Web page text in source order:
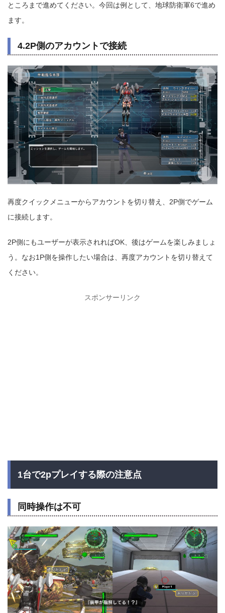
ところまで進めてください。今回は例として、地球防衛軍6で進め
ます。
4.2P側のアカウントで接続
再度クイックメニューからアカウントを切り替え、2P側でゲーム
に接続します。
2P側にもユーザーが表示されればOK、後はゲームを楽しみましょ
う。なお1P側を操作したい場合は、再度アカウントを切り替えて
ください。
スポンサーリンク
1台で2pプレイする際の注意点
同時操作は不可